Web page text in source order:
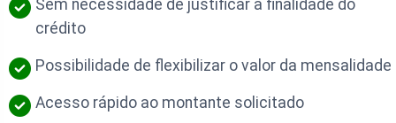
Sem necessidade de justificar a finalidade do
crédito
Possibilidade de flexibilizar o valor da mensalidade
Acesso rápido ao montante solicitado